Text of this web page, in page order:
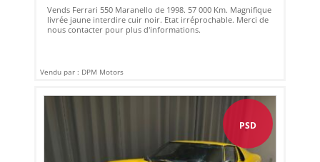
Vends Ferrari 550 Maranello de 1998. 57 000 Km. Magnifique
livrée jaune interdire cuir noir. Etat irréprochable. Merci de
nous contacter pour plus d'informations.
Vendu par : DPM Motors
PSD